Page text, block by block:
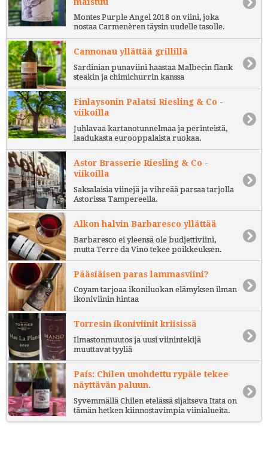
Montes Purple Angel 2018 on viini, joka
nostaa Carmenèren täysin uudelle tasolle.
Cannonau yllättää grillillä
Sardinian punaviini haastaa Malbecin flank
steakin ja chimichurrin kanssa
Finlaysonin Palatsi Riesling & Co -
viikoilla
Juhlavaa kartanotunnelmaa ja perinteistä,
laadukasta eurooppalaista ruokaa.
Astor Brasserie Riesling & Co -
viikoilla
Saksalaisia viinejä ja vihreää parsaa tarjolla
Astorissa Tampereella.
Alkon halvin Barbaresco yllättää
Barbaresco ei yleensä ole budjettiviini,
mutta Terre da Vino tekee poikkeuksen.
Pääsiäisen paras lammasviini?
Coyam tarjoaa ikoniluokan elämyksen ilman
ikoniviinin hintaa
Torresin ikoniviinit kriisissä
Ilmastonmuutos ja uusi viinintekijä
muuttavat tyyliä
País: Chilen unohdettu rypäle tekee
näyttävän paluun.
Syvemmällä Chilen etelässä sijaitseva Itata on
tämän hetken kiinnostavimpia viinialueita.